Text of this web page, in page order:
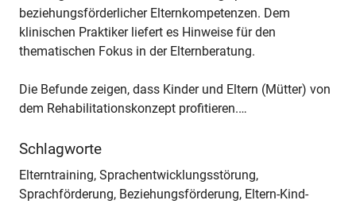
beziehungsförderlicher Elternkompetenzen. Dem
klinischen Praktiker liefert es Hinweise für den
thematischen Fokus in der Elternberatung.
Die Befunde zeigen, dass Kinder und Eltern (Mütter) von
dem Rehabilitationskonzept profitieren.…
Schlagworte
Elterntraining, Sprachentwicklungsstörung,
Sprachförderung, Beziehungsförderung, Eltern-Kind-